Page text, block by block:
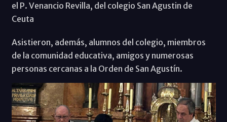
el P. Venancio Revilla, del colegio San Agustin de
Ceuta
Asistieron, además, alumnos del colegio, miembros
de la comunidad educativa, amigos y numerosas
personas cercanas a la Orden de San Agustín.